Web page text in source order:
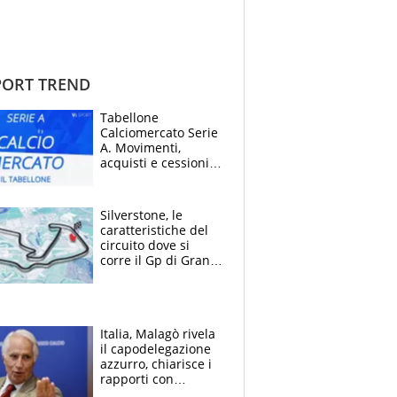
TREND
Tabellone
Calciomercato Serie
A. Movimenti,
acquisti e cessioni:
Silverstone, le
caratteristiche del
circuito dove si
corre il Gp di Gran
Italia, Malagò rivela
il capodelegazione
azzurro, chiarisce i
rapporti con